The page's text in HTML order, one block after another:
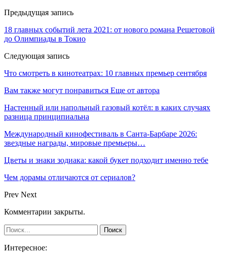
Предыдущая запись
18 главных событий лета 2021: от нового романа Решетовой
до Олимпиады в Токио
Следующая запись
Что смотреть в кинотеатрах: 10 главных премьер сентября
Вам также могут понравиться Еще от автора
Настенный или напольный газовый котёл: в каких случаях
разница принципиальна
Международный кинофестиваль в Санта-Барбаре 2026:
звездные награды, мировые премьеры…
Цветы и знаки зодиака: какой букет подходит именно тебе
Чем дорамы отличаются от сериалов?
Prev Next
Комментарии закрыты.
Интересное: